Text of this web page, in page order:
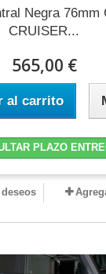
Negra 76mm
CRUISER...
565,00 €
al carrito
PLAZO